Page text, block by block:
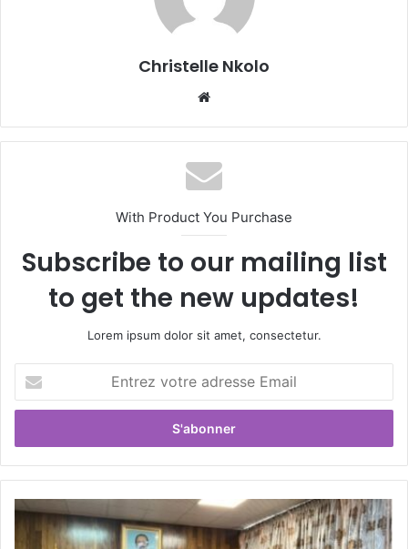
Christelle Nkolo
te
With Product You Purchase
Subscribe to our mailing list
to get the new updates!
Lorem ipsum dolor sit amet, consectetur.
t
e
z
o
t